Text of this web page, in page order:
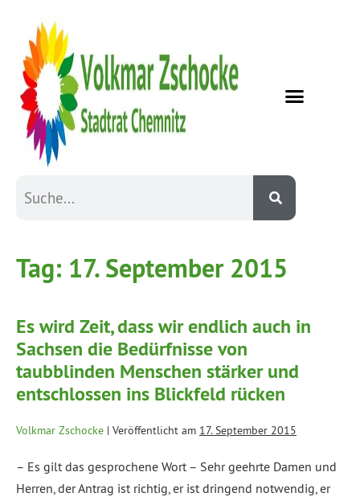
Tag: 17. September 2015
Es wird Zeit, dass wir endlich auch in
Sachsen die Bedürfnisse von
taubblinden Menschen stärker und
entschlossen ins Blickfeld rücken
Volkmar Zschocke | Veröffentlicht am 17. September 2015
– Es gilt das gesprochene Wort – Sehr geehrte Damen und
Herren, der Antrag ist richtig, er ist dringend notwendig, er